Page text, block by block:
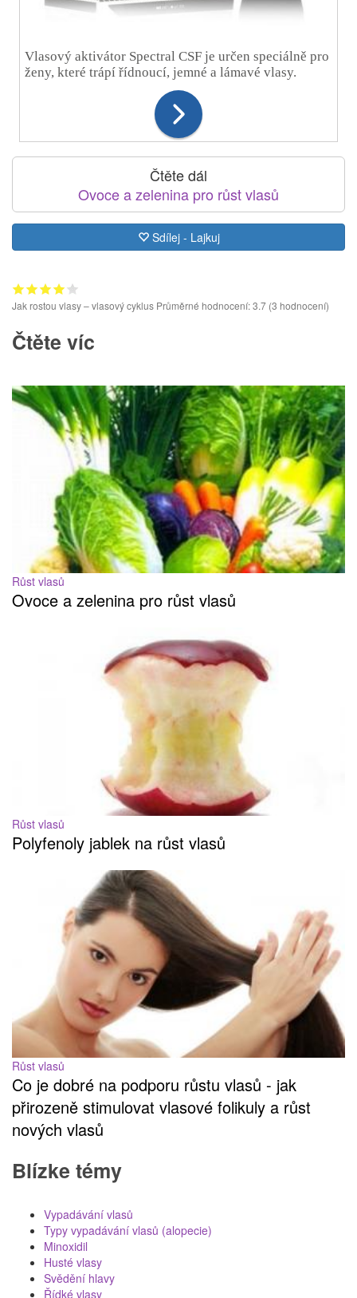
Vlasový aktivátor Spectral CSF je určen speciálně pro
ženy, které trápí řídnoucí, jemné a lámavé vlasy.
Čtěte dál
Ovoce a zelenina pro růst vlasů
Sdílej - Lajkuj
Jak rostou vlasy – vlasový cyklus Průměrné hodnocení: 3.7 (3 hodnocení­)
Čtěte víc
Růst vlasů
Ovoce a zelenina pro růst vlasů
Růst vlasů
Polyfenoly jablek na růst vlasů
Růst vlasů
Co je dobré na podporu růstu vlasů - jak
přirozeně stimulovat vlasové folikuly a růst
nových vlasů
Blízke témy
Vypadávání vlasů
Typy vypadávání vlasů (alopecie)
Minoxidil
Husté vlasy
Svědění hlavy
Řídké vlasy